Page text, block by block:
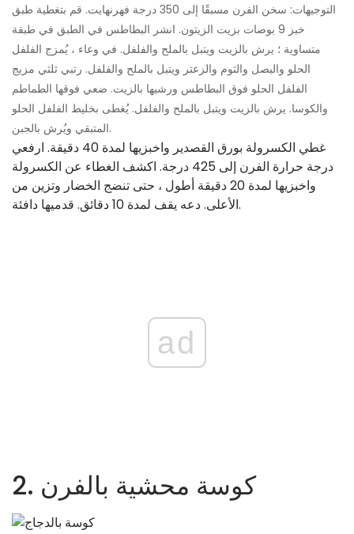
التوجيهات: سخن الفرن مسبقًا إلى 350 درجة فهرنهايت. قم بتغطية طبق
خبز 9 بوصات بزيت الزيتون. انشر البطاطس في الطبق في طبقة
متساوية ؛ يرش بالزيت ويتبل بالملح والفلفل. في وعاء ، يُمزج الفلفل
الحلو والبصل والثوم والزعتر ويتبل بالملح والفلفل. رتبي ثلثي مزيج
الفلفل الحلو فوق البطاطس ورشيها بالزيت. ضعي فوقها الطماطم
والكوسا. يرش بالزيت ويتبل بالملح والفلفل. يُغطى بخليط الفلفل الحلو
المتبقي ويُرش بالجبن.
غطي الكسرولة بورق القصدير واخبزيها لمدة 40 دقيقة. ارفعي
درجة حرارة الفرن إلى 425 درجة. اكشف الغطاء عن الكسرولة
واخبزيها لمدة 20 دقيقة أطول ، حتى تنضج الخضار وتزين من
الأعلى. دعه يقف لمدة 10 دقائق. قدميها دافئة.
ad
2. كوسة محشية بالفرن